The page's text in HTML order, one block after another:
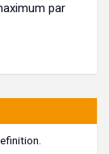
par